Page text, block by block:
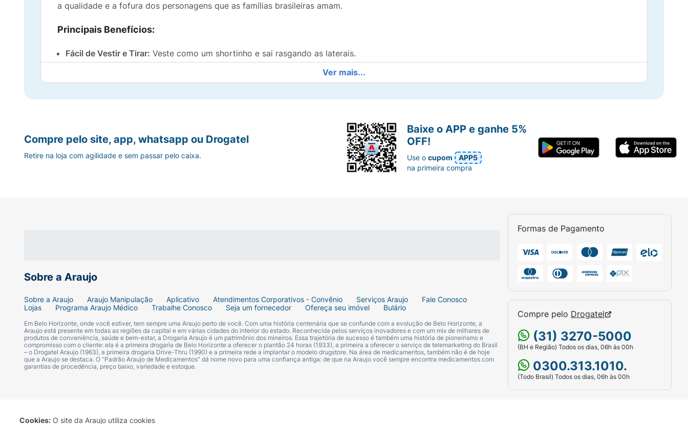
Cookies: O site da Araujo utiliza cookies
a qualidade e a fofura dos personagens que as famílias brasileiras amam.
Principais Benefícios:
Fácil de Vestir e Tirar: Veste como um shortinho e sai rasgando as laterais.
Praticidade total e higiene na hora de descartar.
Até 12h de Proteção:Absorção eficiente para manter o bebê sequinho por mais tempo.
Conforto que acompanha os movimentos sem marcar ou apertar.
Toque Suave: Material respirável que mantém a pele fresca e protegida.
Para descartar:
Ficha Técnica:
Marca:Turma da Mônica Baby (Ontex).
Modelo:Shortinho (Fralda Calça).
Ver mais...
Sobre a Araujo
Sobre a Araujo Araujo Manipulação Aplicativo Atendimentos Corporativos - Convênio Serviços Araujo
Fale Conosco
Lojas
Programa Araujo Médico Trabalhe Conosco Seja um fornecedor Ofereça seu imóvel Bulário
Em Belo Horizonte, onde você estiver, tem sempre uma Araujo perto de você. Com uma história centenária que se confunde com a evolução de Belo Horizonte, a
Araujo está presente em todas as regiões da capital e em várias cidades do interior do estado. Reconhecida pelos serviços inovadores e com um mix de milhares de
produtos de conveniência, saúde e bem-estar, a Drogaria Araujo é um patrimônio dos mineiros. Essa trajetória de sucesso é também uma história de pioneirismo e
compromisso com o cliente: ela é a primeira drogaria de Belo Horizonte a oferecer o plantão 24 horas (1933), a primeira a oferecer o serviço de telemarketing do Brasil
– o Drogatel Araujo (1963), a primeira drogaria Drive-Thru (1990) e a primeira rede a implantar o modelo drugstore. Na área de medicamentos, também não é de hoje
que a Araujo se destaca. O “Padrão Araujo de Medicamentos” dá nome novo para uma confiança antiga: de que na Araujo você sempre encontra medicamentos com
garantias de procedência, preço baixo, variedade e estoque.
Formas de Pagamento
Compre pelo Drogatel
(31) 3270-5000
(BH e Região) Todos os dias, 06h às 00h
0300.313.1010.
(Todo Brasil) Todos os dias, 06h às 00h
Compre pelo site, app, whatsapp ou Drogatel
Retire na loja com agilidade e sem passar pelo caixa.
Baixe o APP e ganhe 5%
OFF!
Use ocupom
APP5
na primeira compra